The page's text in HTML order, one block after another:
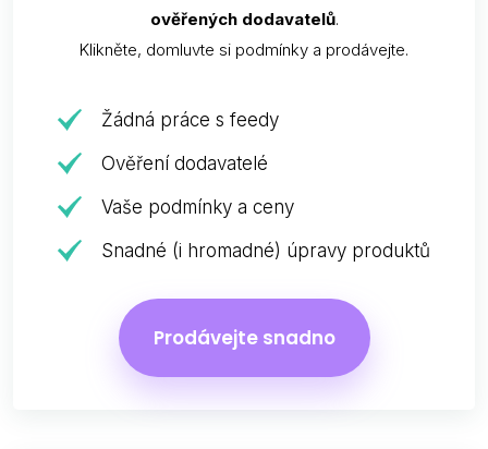
ověřených dodavatelů.
Klikněte, domluvte si podmínky a prodávejte.
Žádná práce s feedy
Ověření dodavatelé
Vaše podmínky a ceny
Snadné (i hromadné) úpravy produktů
Prodávejte snadno